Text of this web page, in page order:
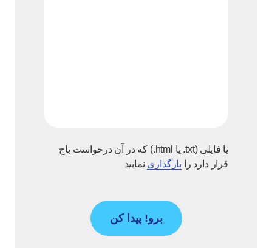
یا فایلی (txt. یا html.) که در آن درخواست باج
قرار دارد را بارگذاری نمایید
برو! پیدا کن